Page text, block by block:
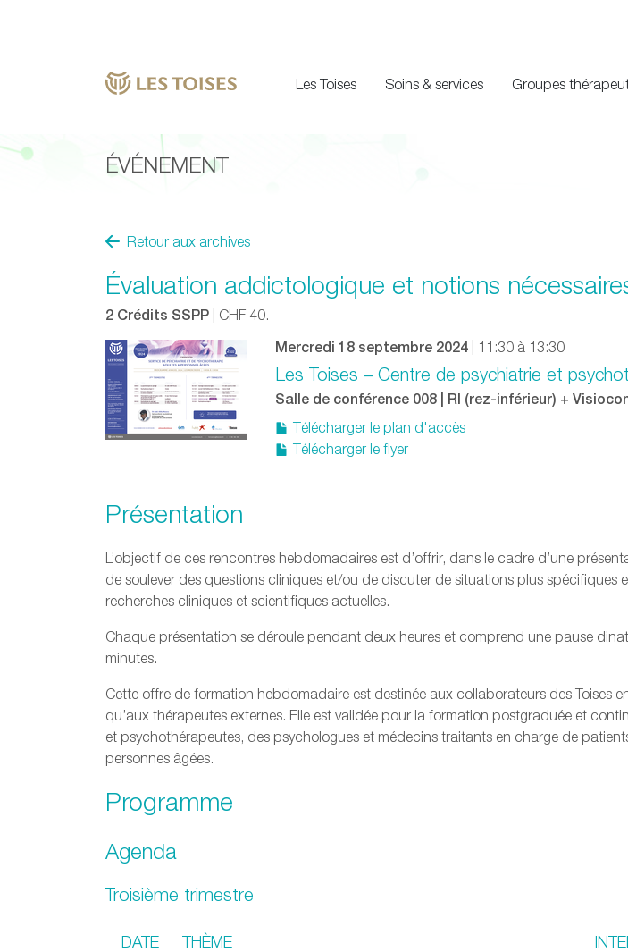
Les Toises Soins & services Groupes
ÉVÉNEMENT
Retour aux archives
Évaluation addictologique et notions
2 Crédits SSPP | CHF 40.-
Mercredi 18 septembre 2024 | 11:30 à 13:30
Les Toises – Centre de psychiatrie et
Salle de conférence 008 | RI (rez-inférieur) +
Télécharger le plan d'accès
Télécharger le flyer
Présentation
L’objectif de ces rencontres hebdomadaires est d’offrir, dans le cadre d’une
de soulever des questions cliniques et/ou de discuter de situations plus spécifiques
recherches cliniques et scientifiques actuelles.
Chaque présentation se déroule pendant deux heures et comprend une pause
minutes.
Cette offre de formation hebdomadaire est destinée aux collaborateurs des Toises
qu’aux thérapeutes externes. Elle est validée pour la formation postgraduée et
et psychothérapeutes, des psychologues et médecins traitants en charge de
personnes âgées.
Programme
Agenda
Troisième trimestre
DATE THÈME